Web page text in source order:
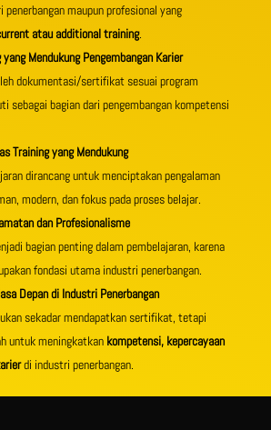
maupun profesional yang
atau additional training.
Mendukung Pengembangan Karier
dokumentasi/sertifikat sesuai program
sebagai bagian dari pengembangan kompetensi
Training yang Mendukung
dirancang untuk menciptakan pengalaman
modern, dan fokus pada proses belajar.
dan Profesionalisme
bagian penting dalam pembelajaran, karena
fondasi utama industri penerbangan.
Depan di Industri Penerbangan
sekadar mendapatkan sertifikat, tetapi
untuk meningkatkan kompetensi, kepercayaan
di industri penerbangan.